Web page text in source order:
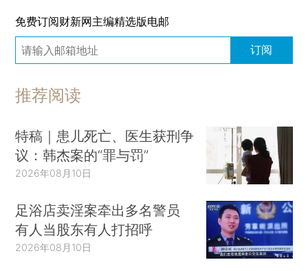
免费订阅财新网主编精选版电邮
订阅
推荐阅读
特稿｜患儿死亡、医生获刑争
议：韩杰案的“罪与罚”
2026年08月10日
足浴店卖淫案牵出多名警员
有人当股东有人打招呼
2026年08月10日